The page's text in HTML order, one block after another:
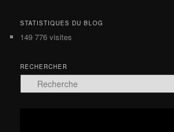
STATISTIQUES DU BLOG
149 776 visites
RECHERCHER
e